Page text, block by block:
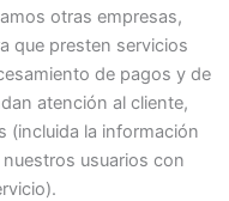
otras empresas,
que presten servicios
de pagos y de
atención al cliente,
(incluida la información
usuarios con